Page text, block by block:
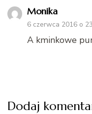
Monika
6 czerwca 2016 o
A kminkowe
Dodaj